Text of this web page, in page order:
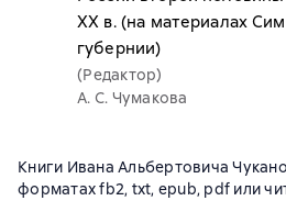
XX в. (на материалах
губернии)
(Редактор)
А. С. Чумакова
Книги Ивана Альбертовича
форматах fb2, txt, epub, pdf или